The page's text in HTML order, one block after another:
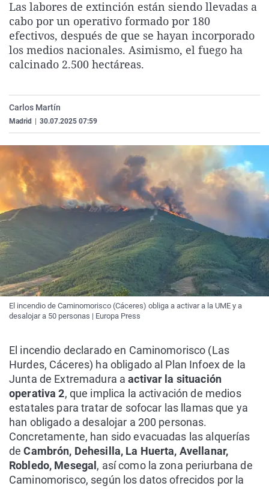
La rosa de los vientos
Gente viajera
Como el perro y el
Caso
Retornados
Equipo de
Extremadura
Galicia
La Rioja
País Vasco
Virales
Televisión
Elecciones
Las labores de extinción están siendo llevadas a
cabo por un operativo formado por 180
efectivos, después de que se hayan incorporado
los medios nacionales. Asimismo, el fuego ha
calcinado 2.500 hectáreas.
Carlos Martín
Madrid 30.07.2025 07:59
El incendio de Caminomorisco (Cáceres) obliga a activar a la UME y a
desalojar a 50 personas | Europa Press
El incendio declarado en Caminomorisco (Las
Hurdes, Cáceres) ha obligado al Plan Infoex de la
Junta de Extremadura aactivar la situación
operativa 2, que implica la activación de medios
estatales para tratar de sofocar las llamas que ya
han obligado a desalojar a 200 personas.
Concretamente, han sido evacuadas las alquerías
deCambrón, Dehesilla, La Huerta, Avellanar,
Robledo, Mesegal , así como la zona periurbana de
Caminomorisco, según los datos ofrecidos por la